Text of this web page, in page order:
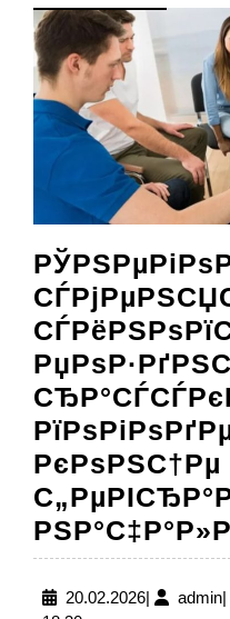
ДАЛЕЕ
РєРѕРЅС†Рµ
20.02.202620.02.2026
| admin|